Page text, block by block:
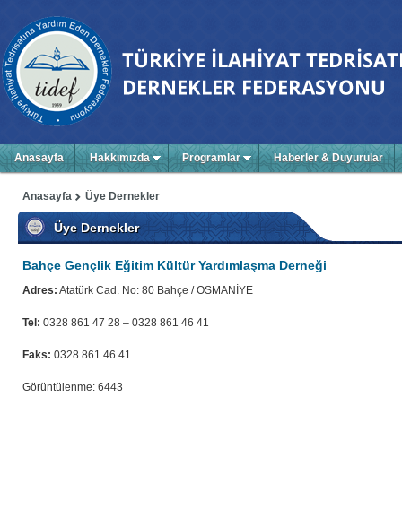
Anasayfa Hakkımızda Programlar Haberler & Duyurular
Üye Dernekler
Anasayfa
Üye Dernekler
Bahçe Gençlik Eğitim Kültür Yardımlaşma Derneği
Adres: Atatürk Cad. No: 80 Bahçe / OSMANİYE
Tel: 0328 861 47 28 – 0328 861 46 41
Faks: 0328 861 46 41
Görüntülenme: 6443